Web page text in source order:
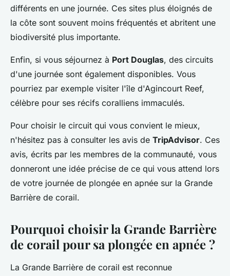
différents en une journée. Ces sites plus éloignés de
la côte sont souvent moins fréquentés et abritent une
biodiversité plus importante.
Enfin, si vous séjournez à Port Douglas, des circuits
d'une journée sont également disponibles. Vous
pourriez par exemple visiter l'île d'Agincourt Reef,
célèbre pour ses récifs coralliens immaculés.
Pour choisir le circuit qui vous convient le mieux,
n'hésitez pas à consulter les avis de TripAdvisor. Ces
avis, écrits par les membres de la communauté, vous
donneront une idée précise de ce qui vous attend lors
de votre journée de plongée en apnée sur la Grande
Barrière de corail.
Pourquoi choisir la Grande Barrière
de corail pour sa plongée en apnée ?
La Grande Barrière de corail est reconnue